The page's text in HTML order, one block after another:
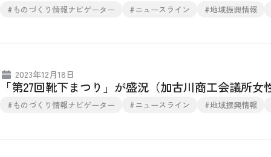
#ものづくり情報ナビゲーター #ニュースライン #地域振興情報
2023年12月18日
「第27回靴下まつり」が盛況（加古川商工会議所女
#ものづくり情報ナビゲーター #ニュースライン #地域振興情報